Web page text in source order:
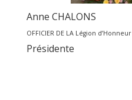
Anne CHALONS
OFFICIER DE LA Légion d’Honneur
Présidente